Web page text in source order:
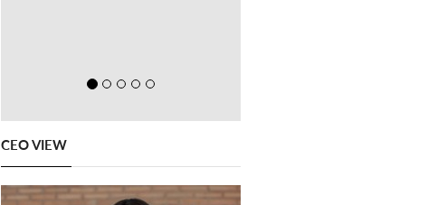
CEO VIEW
Previous Next